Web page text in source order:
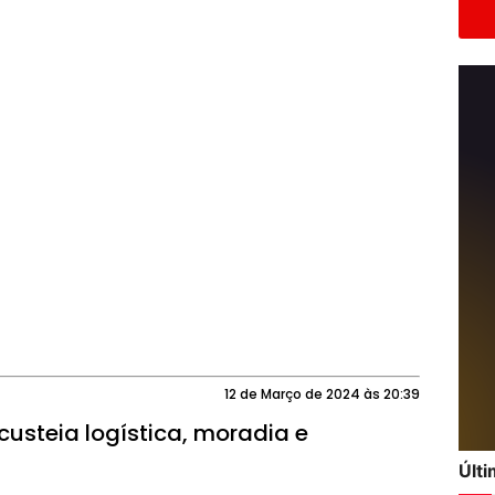
12 de Março de 2024 às 20:39
logística, moradia e